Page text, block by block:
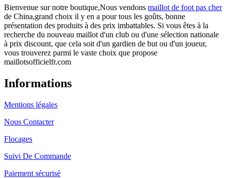
Bienvenue sur notre boutique,Nous vendons maillot de foot pas cher
de China,grand choix il y en a pour tous les goûts, bonne
présentation des produits à des prix imbattables. Si vous êtes à la
recherche du nouveau maillot d'un club ou d'une sélection nationale
à prix discount, que cela soit d'un gardien de but ou d'un joueur,
vous trouverez parmi le vaste choix que propose
maillotsofficielfr.com
Informations
Mentions légales
Nous Contacter
Flocages
Suivi De Commande
Paiement sécurisé